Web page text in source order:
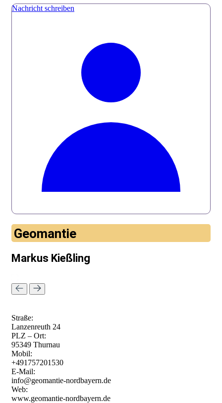
Nachricht schreiben
Geomantie
Markus Kießling
Straße:
Lanzenreuth 24
PLZ – Ort:
95349 Thurnau
Mobil:
+491757201530
E-Mail:
info@geomantie-nordbayern.de
Web:
www.geomantie-nordbayern.de